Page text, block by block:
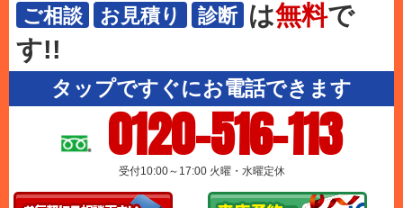
ご相談 お見積り 診断 は無料で
す!!
タップですぐにお電話できます
0120-516-113
受付10:00～17:00 火曜・水曜定休